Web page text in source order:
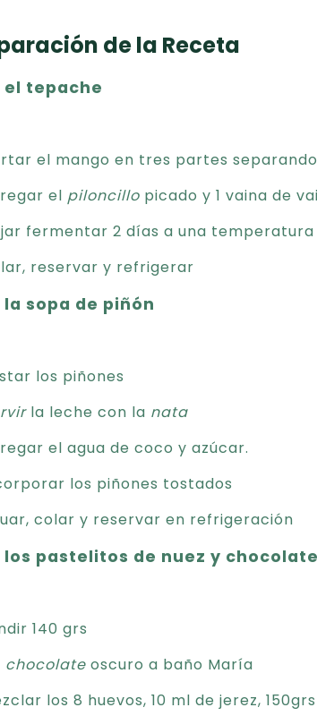
de la Receta
el tepache
el mango en tres partes
el piloncillo picado y 1 vaina de
fermentar 2 días a una temperatura
reservar y refrigerar
la sopa de piñón
los piñones
la leche con la nata
el agua de coco y azúcar.
los piñones tostados
colar y reservar en refrigeración
los pastelitos de nuez y chocolate
140 grs
chocolate oscuro a baño María
los 8 huevos, 10 ml de jerez, 150grs